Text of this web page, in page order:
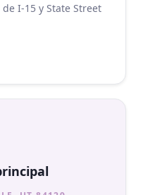
I-15 y State Street